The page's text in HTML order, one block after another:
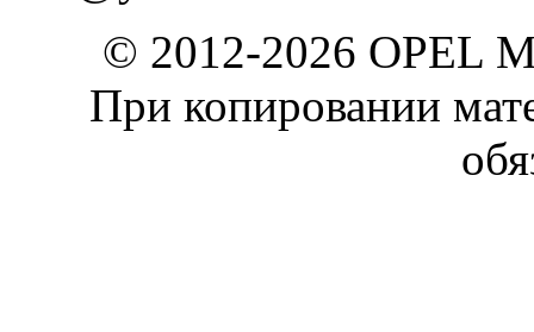
© 2012-2026 OPEL
При копировании